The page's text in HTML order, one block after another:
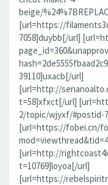
beige/
[url=https://
7058]duybb[/url]
39110]uxacb[/url]
[url=http://
t=58]xfxct[/url]
2/topic/wjyxf/#postid-
[url=https://fobei.cn/
[url=http://
t=10769]loyoa[/url]
[url=https://